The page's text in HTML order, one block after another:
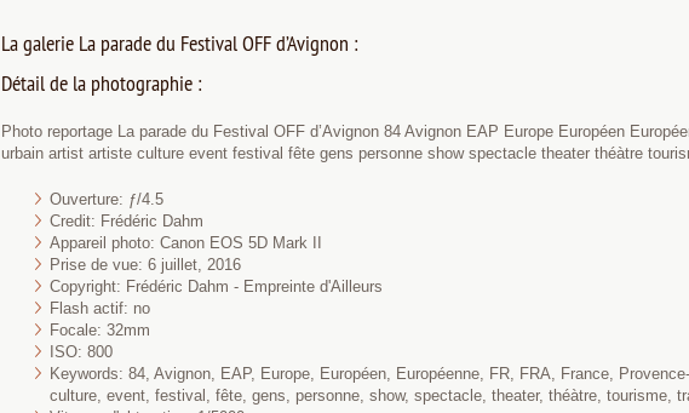
La galerie La parade du Festival OFF d’Avignon :
Détail de la photographie :
Photo reportage La parade du Festival OFF d’Avignon 84 Avignon EAP Europe Européen
urbain artist artiste culture event festival fête gens personne show spectacle theater théàtre
Ouverture: ƒ/4.5
Credit: Frédéric Dahm
Appareil photo: Canon EOS 5D Mark II
Prise de vue: 6 juillet, 2016
Copyright: Frédéric Dahm - Empreinte d'Ailleurs
Flash actif: no
Focale: 32mm
ISO: 800
Keywords: 84, Avignon, EAP, Europe, Européen, Européenne, FR, FRA, France,
culture, event, festival, fête, gens, personne, show, spectacle, theater, théàtre, tourisme,